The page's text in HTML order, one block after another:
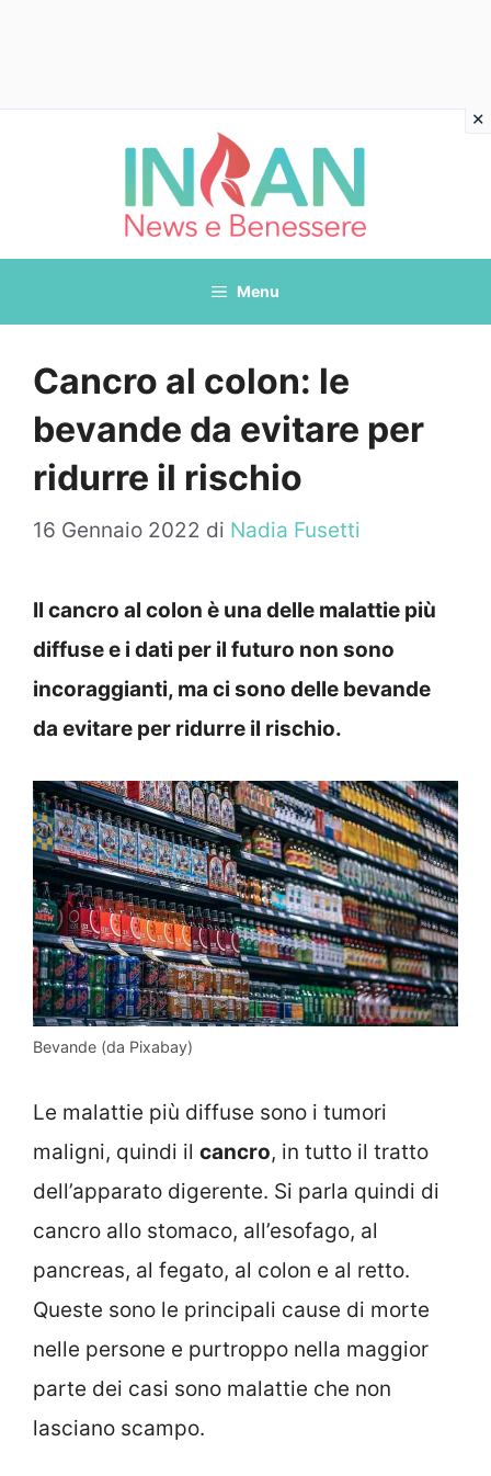
Menu
Cancro al colon: le
bevande da evitare per
ridurre il rischio
16 Gennaio 2022 di Nadia Fusetti
Il cancro al colon è una delle malattie più
diffuse e i dati per il futuro non sono
incoraggianti, ma ci sono delle bevande
da evitare per ridurre il rischio.
Bevande (da Pixabay)
Le malattie più diffuse sono i tumori
maligni, quindi il cancro, in tutto il tratto
dell’apparato digerente. Si parla quindi di
cancro allo stomaco, all’esofago, al
pancreas, al fegato, al colon e al retto.
Queste sono le principali cause di morte
nelle persone e purtroppo nella maggior
parte dei casi sono malattie che non
lasciano scampo.